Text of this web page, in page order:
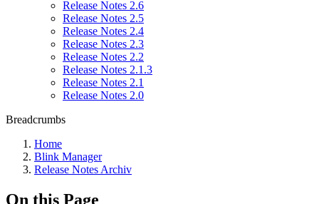
Release Notes 2.6
Release Notes 2.5
Release Notes 2.4
Release Notes 2.3
Release Notes 2.2
Release Notes 2.1.3
Release Notes 2.1
Release Notes 2.0
Breadcrumbs
Home
Blink Manager
Release Notes Archiv
On this Page